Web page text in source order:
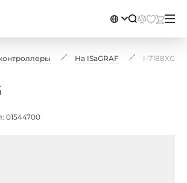
На ISaGRAF I-7188XG
01544700